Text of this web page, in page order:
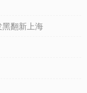
黑翻新上海